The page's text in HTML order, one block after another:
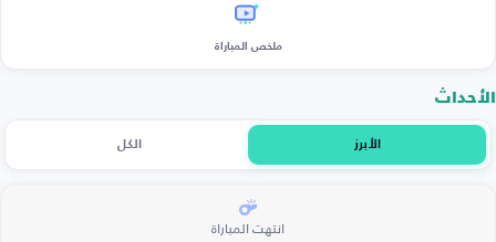
ملخص المباراة
الأحداث
الأبرز الكل
انتهت المباراة